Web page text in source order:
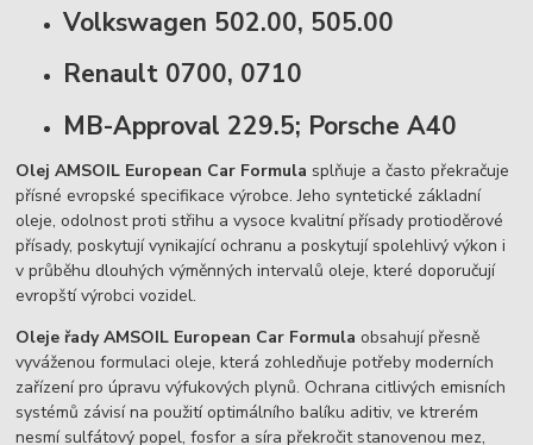
Volkswagen 502.00, 505.00
Renault 0700, 0710
MB-Approval 229.5; Porsche A40
Olej AMSOIL European Car Formula splňuje a často překračuje
přísné evropské specifikace výrobce. Jeho syntetické základní
oleje, odolnost proti střihu a vysoce kvalitní přísady protioděrové
přísady, poskytují vynikající ochranu a poskytují spolehlivý výkon i
v průběhu dlouhých výměnných intervalů oleje, které doporučují
evropští výrobci vozidel.
Oleje řady AMSOIL European Car Formula obsahují přesně
vyváženou formulaci oleje, která zohledňuje potřeby moderních
zařízení pro úpravu výfukových plynů. Ochrana citlivých emisních
systémů závisí na použití optimálního balíku aditiv, ve ktrerém
nesmí sulfátový popel, fosfor a síra překročit stanovenou mez,